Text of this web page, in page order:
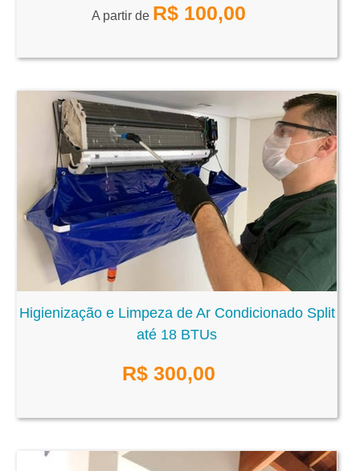
A partir de R$ 100,00
Higienização e Limpeza de Ar Condicionado Split
até 18 BTUs
R$ 300,00